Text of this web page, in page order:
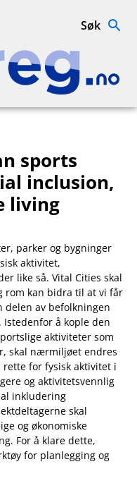
Søk
sports
inclusion,
living
parker og bygninger
aktivitet,
like så. Vital Cities skal
rom kan bidra til at vi får
av befolkningen
å kople den
aktiviteter som
skal nærmiljøet endres
for fysisk aktivitet i
og aktivitetsvennlig
inkludering
skal
og økonomiske
For å klare dette,
for planlegging og